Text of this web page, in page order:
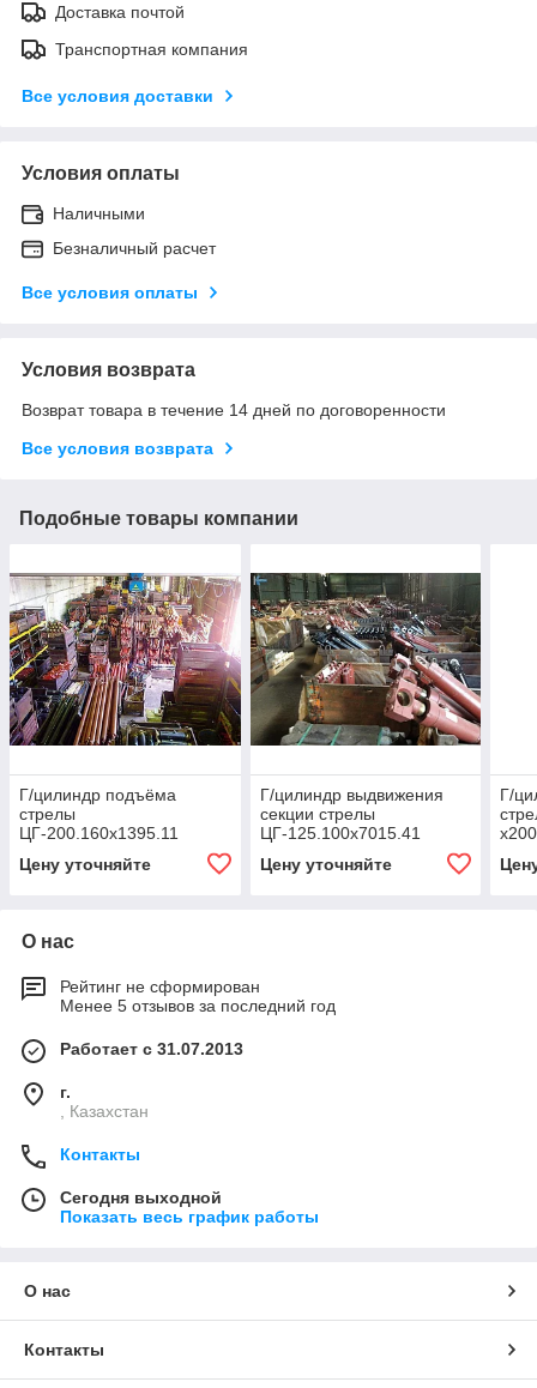
Доставка почтой
Транспортная компания
Все условия доставки
Условия оплаты
Наличными
Безналичный расчет
Все условия оплаты
Условия возврата
Возврат товара в течение 14 дней по договоренности
Все условия возврата
Подобные товары компании
Г/цилиндр подъёма
стрелы
ЦГ-200.160х1395.11
(Ц51.000, КС-4572.63.400-
01-1)Г/цилиндр подъёма
Цену уточняйте
Г/цилиндр выдвижения
секции стрелы
ЦГ-125.100х7015.41
Цену уточняйте
Г/
О нас
Рейтинг не сформирован
Менее 5 отзывов за последний год
Работает с 31.07.2013
г.
, Казахстан
Контакты
Сегодня выходной
Показать весь график работы
О нас
Контакты